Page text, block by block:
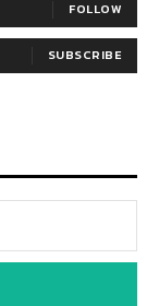
FOLLOW
SUBSCRIBE